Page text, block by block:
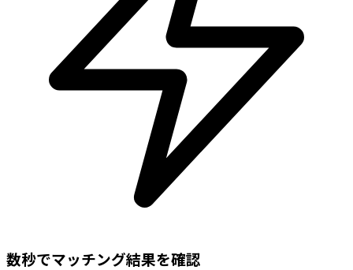
数秒でマッチング結果を確認